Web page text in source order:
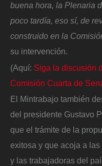
buena hora, la Plenaria
poco tardía, eso sí, de
construido en la
su intervención.
(Aquí: Siga la discusión
Comisión Cuarta de
El Mintrabajo también
del presidente Gustavo
que el trámite de la
exitosa y que acoja a
y las trabajadoras del